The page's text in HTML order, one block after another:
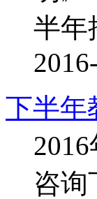
半年
下半年
咨询